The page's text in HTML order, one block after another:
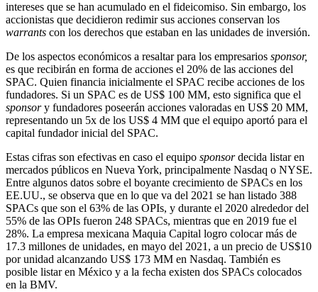
intereses que se han acumulado en el fideicomiso. Sin embargo, los
accionistas que decidieron redimir sus acciones conservan los
warrants con los derechos que estaban en las unidades de inversión.
De los aspectos económicos a resaltar para los empresarios sponsor,
es que recibirán en forma de acciones el 20% de las acciones del
SPAC. Quien financia inicialmente el SPAC recibe acciones de los
fundadores. Si un SPAC es de US$ 100 MM, esto significa que el
sponsory fundadores poseerán acciones valoradas en US$ 20 MM,
representando un 5x de los US$ 4 MM que el equipo aportó para el
capital fundador inicial del SPAC.
Estas cifras son efectivas en caso el equipo sponsordecida listar en
mercados públicos en Nueva York, principalmente Nasdaq o NYSE.
Entre algunos datos sobre el boyante crecimiento de SPACs en los
EE.UU., se observa que en lo que va del 2021 se han listado 388
SPACs que son el 63% de las OPIs, y durante el 2020 alrededor del
55% de las OPIs fueron 248 SPACs, mientras que en 2019 fue el
28%. La empresa mexicana Maquia Capital logro colocar más de
17.3 millones de unidades, en mayo del 2021, a un precio de US$10
por unidad alcanzando US$ 173 MM en Nasdaq. También es
posible listar en México y a la fecha existen dos SPACs colocados
en la BMV.